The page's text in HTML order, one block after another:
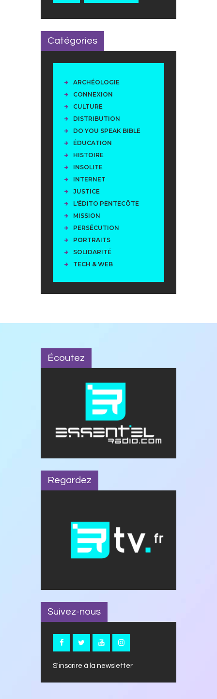
Catégories
ARCHÉOLOGIE
CONNEXION
CULTURE
DISTRIBUTION
DO YOU SPEAK BIBLE
ÉDUCATION
HISTOIRE
INSOLITE
INTERNET
JUSTICE
L'ÉDITO PENTECÔTE
MISSION
PERSÉCUTION
PORTRAITS
SOLIDARITÉ
TECH & WEB
Écoutez
Regardez
Suivez-nous
S'inscrire à la newsletter